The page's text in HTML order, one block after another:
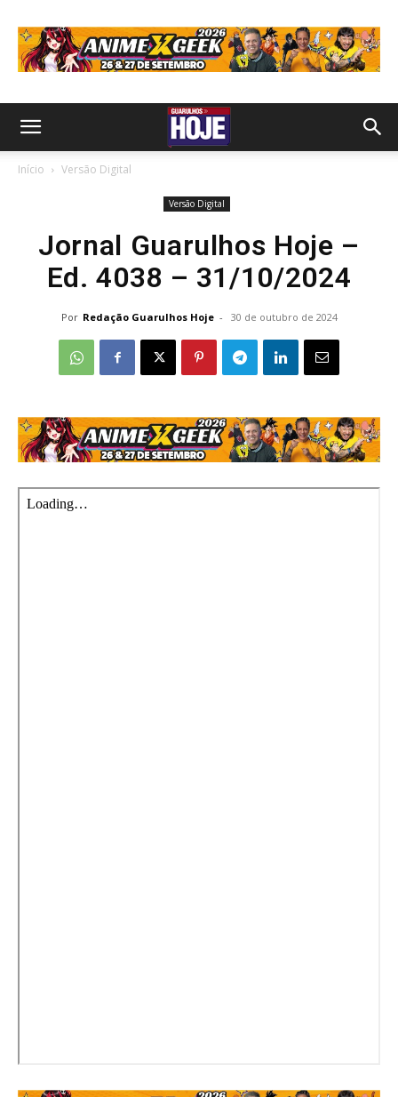
Início Versão Digital
Versão Digital
Jornal Guarulhos Hoje –
Ed. 4038 – 31/10/2024
Por Redação Guarulhos Hoje - 30 de outubro de 2024